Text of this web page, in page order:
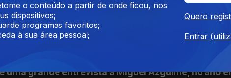
A Laugh to Cry; (ThS)inking Survival Kit;
uma grande entrevista a Miguel Azguime, no ano
o conteúdo a partir de onde ficou, nos
dispositivos;
programas favoritos;
à sua área pessoal;
Quero
Entrar